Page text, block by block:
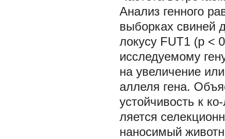
Анализ генного
выборках свиней
локусу FUT1 (р <
исследуемому
на увеличение
аллеля гена.
устойчивость к
ляется
наносимый